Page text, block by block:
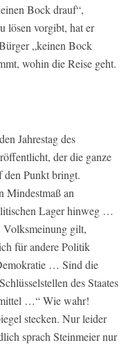
Bock drauf“,
lösen vorgibt, hat er
„keinen Bock
wohin die Reise geht.
Jahrestag des
der die ganze
Punkt bringt.
Mindestmaß an
Lager hinweg …
Volksmeinung gilt,
für andere Politik
… Sind die
des Staates
…“ Wie wahr!
stecken. Nur leider
sprach Steinmeier nur